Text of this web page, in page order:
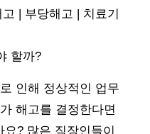
| 부당해고 | 치료기
할까?
인해 정상적인 업무
해고를 결정한다면
? 많은 직장인들이